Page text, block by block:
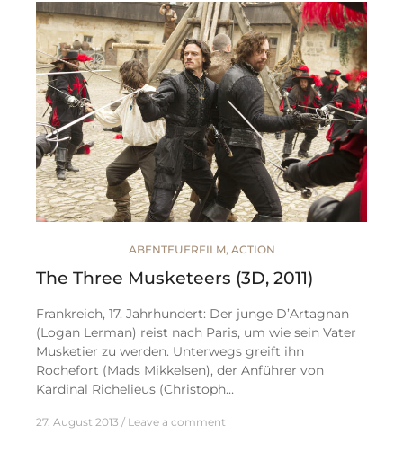
ABENTEUERFILM, ACTION
The Three Musketeers (3D, 2011)
Frankreich, 17. Jahrhundert: Der junge D’Artagnan
(Logan Lerman) reist nach Paris, um wie sein Vater
Musketier zu werden. Unterwegs greift ihn
Rochefort (Mads Mikkelsen), der Anführer von
Kardinal Richelieus (Christoph…
27. August 2013 Leave a comment